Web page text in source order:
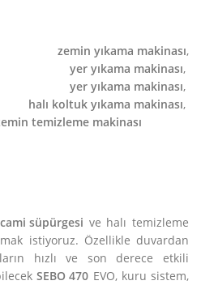
zemin yıkama makinası,
yer yıkama makinası,
yer yıkama makinası,
halı koltuk yıkama makinası,
temizleme makinası
cami süpürgesi ve halı temizleme
istiyoruz. Özellikle duvardan
hızlı ve son derece etkili
SEBO 470 EVO, kuru sistem,